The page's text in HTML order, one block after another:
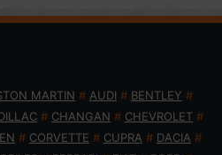
MARTIN # AUDI # BENTLEY #
# CHANGAN # CHEVROLET #
# CORVETTE # CUPRA # DACIA #